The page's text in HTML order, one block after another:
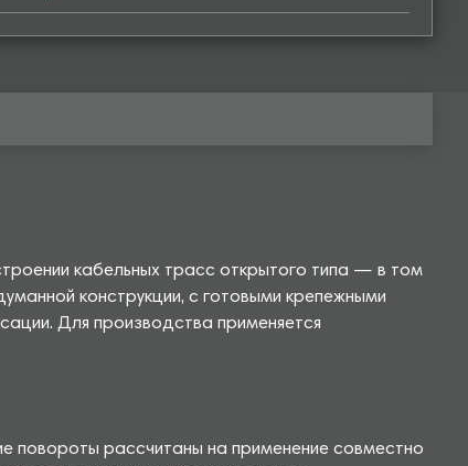
кабельных трасс открытого типа — в том
конструкции, с готовыми крепежными
Для производства применяется
повороты рассчитаны на применение совместно